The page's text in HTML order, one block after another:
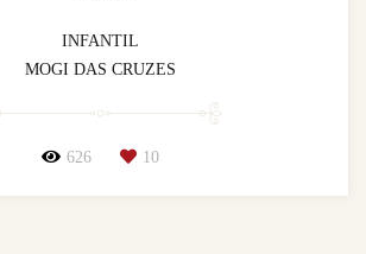
INFANTIL
MOGI DAS CRUZES
626 10